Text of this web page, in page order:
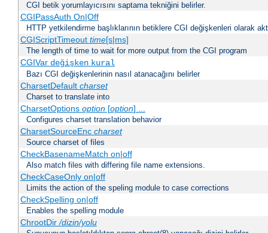
CGI betik yorumlayıcısını saptama tekniğini belirler.
CGIPassAuth On|Off
HTTP yetkilendirme başlıklarının betiklere CGI değişkenleri olarak
CGIScriptTimeout time[s|ms]
The length of time to wait for more output from the CGI program
CGIVar değişken kural
Bazı CGI değişkenlerinin nasıl atanacağını belirler
CharsetDefault charset
Charset to translate into
CharsetOptions option[option] ...
Configures charset translation behavior
CharsetSourceEnc charset
Source charset of files
CheckBasenameMatch on|off
Also match files with differing file name extensions.
CheckCaseOnly on|off
Limits the action of the speling module to case corrections
CheckSpelling on|off
Enables the spelling module
ChrootDir/dizin/yolu